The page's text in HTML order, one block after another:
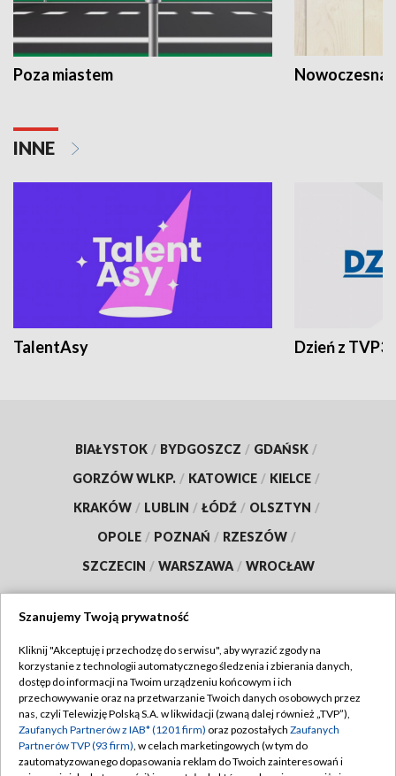
Poza miastem Nowoczesna
INNE
TalentAsy Dzień z TVP3
BIAŁYSTOK / BYDGOSZCZ / GDAŃSK /
GORZÓW WLKP. / KATOWICE / KIELCE /
KRAKÓW / LUBLIN / ŁÓDŹ / OLSZTYN /
OPOLE / POZNAŃ / RZESZÓW /
SZCZECIN / WARSZAWA / WROCŁAW
Dołącz do nas:
TVP
Abonament TVP
Emisja w TVP
Regulamin TVP
Polityka prywatności
Szanujemy Twoją prywatność
Kliknij "Akceptuję i przechodzę do serwisu", aby wyrazić zgody na
korzystanie z technologii automatycznego śledzenia i zbierania danych,
dostęp do informacji na Twoim urządzeniu końcowym i ich
przechowywanie oraz na przetwarzanie Twoich danych osobowych przez
nas, czyli Telewizję Polską S.A. w likwidacji (zwaną dalej również „TVP”),
Zaufanych Partnerów z IAB* (1201 firm) oraz pozostałych Zaufanych
Partnerów TVP (93 firm), w celach marketingowych (w tym do
zautomatyzowanego dopasowania reklam do Twoich zainteresowań i